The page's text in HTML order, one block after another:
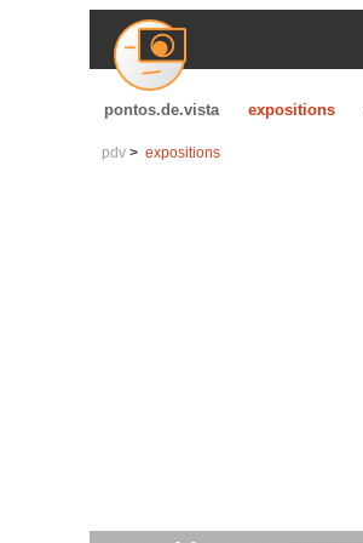
pontos.de.vista expositions
pdv expositions